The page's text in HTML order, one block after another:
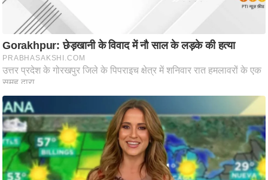
श्ले
ष
ण
स
सा
म
यि
क
मा